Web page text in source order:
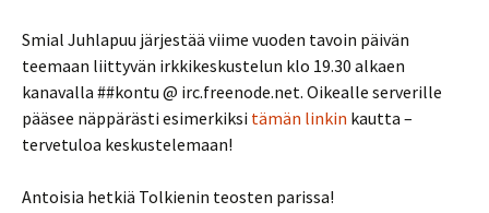
Smial Juhlapuu järjestää viime vuoden tavoin päivän
teemaan liittyvän irkkikeskustelun klo 19.30 alkaen
kanavalla ##kontu @ irc.freenode.net. Oikealle serverille
pääsee näppärästi esimerkiksi tämän linkin kautta –
tervetuloa keskustelemaan!
Antoisia hetkiä Tolkienin teosten parissa!